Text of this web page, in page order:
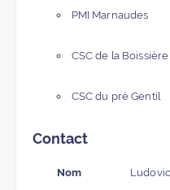
PMI Marnaudes
CSC de la Boissière
CSC du pré Gentil
Contact
Nom